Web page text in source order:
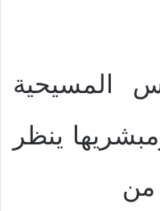
المسيحية
ينظر
من